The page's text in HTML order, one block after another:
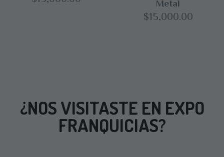
Metal
$15,000.00
¿NOS VISITASTE EN EXPO
FRANQUICIAS?